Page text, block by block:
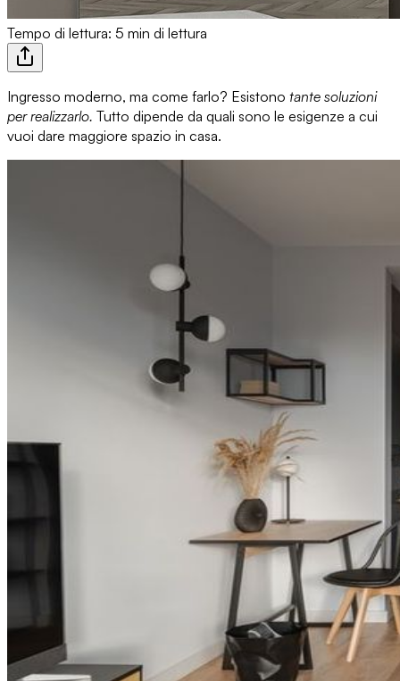
Tempo di lettura: 5 min di lettura
Ingresso moderno, ma come farlo? Esistono tante soluzioni
per realizzarlo. Tutto dipende da quali sono le esigenze a cui
vuoi dare maggiore spazio in casa.